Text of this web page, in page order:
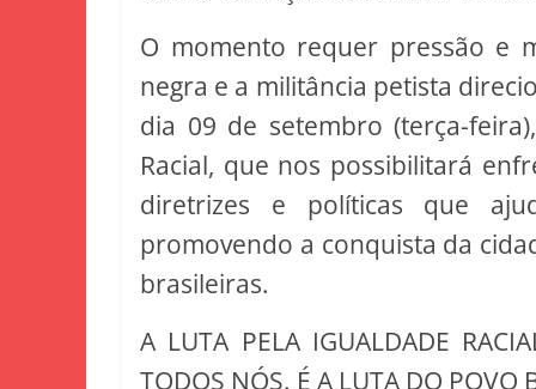
O momento requer pressão e
negra e a militância petista
dia 09 de setembro (terça-
Racial, que nos possibilitará
diretrizes e políticas que
promovendo a conquista da
brasileiras.
A LUTA PELA IGUALDADE
TODOS NÓS. É A LUTA DO POVO